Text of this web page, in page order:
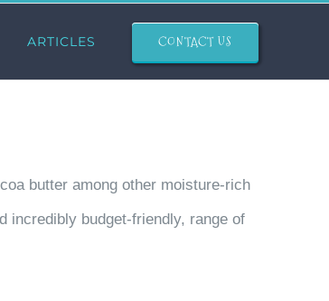
ARTICLES CONTACT US
butter among other moisture-rich
incredibly budget-friendly, range of